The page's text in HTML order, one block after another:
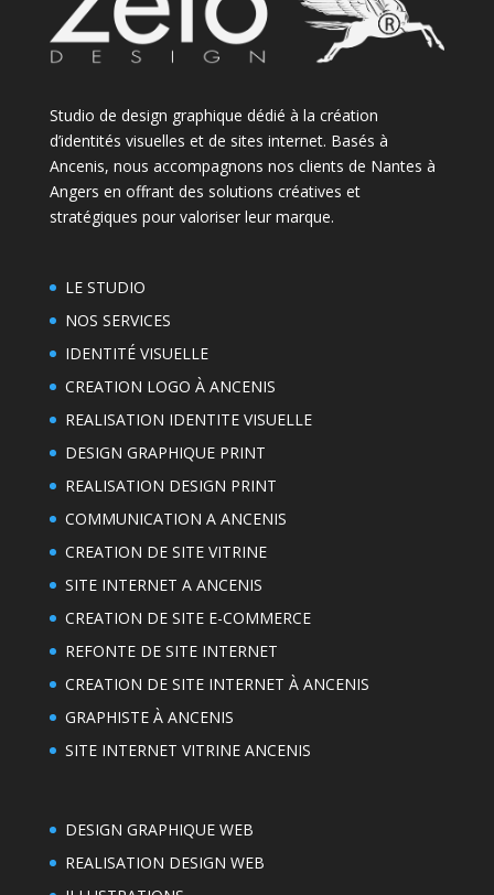
Studio de design graphique dédié à la création
d’identités visuelles et de sites internet. Basés à
Ancenis, nous accompagnons nos clients de Nantes à
Angers en offrant des solutions créatives et
stratégiques pour valoriser leur marque.
LE STUDIO
NOS SERVICES
IDENTITÉ VISUELLE
CREATION LOGO À ANCENIS
REALISATION IDENTITE VISUELLE
DESIGN GRAPHIQUE PRINT
REALISATION DESIGN PRINT
COMMUNICATION A ANCENIS
CREATION DE SITE VITRINE
SITE INTERNET A ANCENIS
CREATION DE SITE E-COMMERCE
REFONTE DE SITE INTERNET
CREATION DE SITE INTERNET À ANCENIS
GRAPHISTE À ANCENIS
SITE INTERNET VITRINE ANCENIS
DESIGN GRAPHIQUE WEB
REALISATION DESIGN WEB